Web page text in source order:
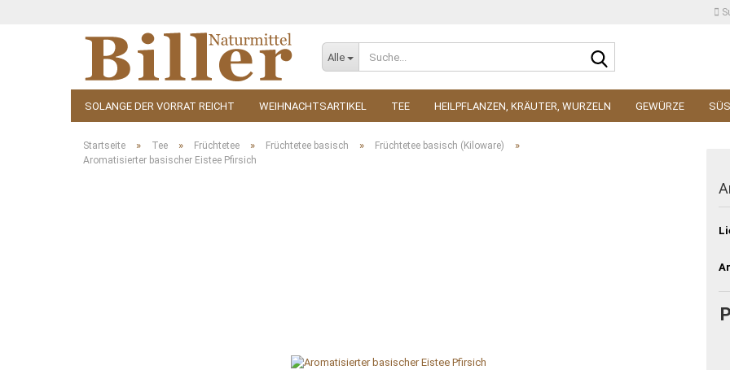
Alle
SOLANGE DER VORRAT REICHT WEIHNACHTSARTIKEL TEE HEILPFLANZEN, KRÄUTER, WURZELN GEWÜRZE
KOSMETIK ZUBEHÖR
Startseite » Tee » Früchtetee » Früchtetee basisch » Früchtetee basisch (Kiloware) »
Aromatisierter basischer Eistee Pfirsich